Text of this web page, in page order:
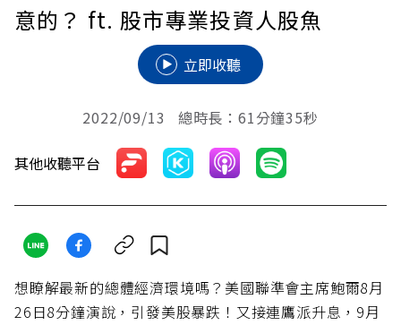
意的？ ft. 股市專業投資人股魚
立即收聽
2022/09/13 總時長：61分鐘35秒
其他收聽平台
想瞭解最新的總體經濟環境嗎？美國聯準會主席鮑爾8月
26日8分鐘演說，引發美股暴跌！又接連鷹派升息，9月